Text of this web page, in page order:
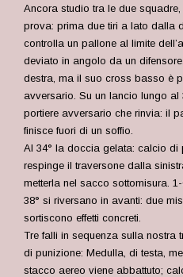
Ancora studio tra le due
prova: prima due tiri a lato dalla
controlla un pallone al limite
deviato in angolo da un
destra, ma il suo cross basso è
avversario. Su un lancio lungo
portiere avversario che rinvia: il
finisce fuori di un soffio.
Al 34° la doccia gelata: calcio di
respinge il traversone dalla
metterla nel sacco sottomisura.
38° si riversano in avanti: due
sortiscono effetti concreti.
Tre falli in sequenza sulla nostra
di punizione: Medulla, di testa,
stacco aereo viene abbattuto;